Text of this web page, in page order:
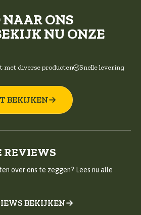
ONS
NU ONZE
met diverse producten Snelle levering
BEKIJKEN
REVIEWS
over ons te zeggen? Lees nu alle
BEKIJKEN